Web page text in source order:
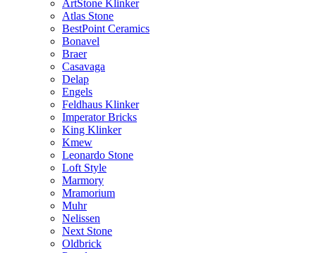
ArtStone Klinker
Atlas Stone
BestPoint Ceramics
Bonavel
Braer
Casavaga
Delap
Engels
Feldhaus Klinker
Imperator Bricks
King Klinker
Kmew
Leonardo Stone
Loft Style
Marmory
Mramorium
Muhr
Nelissen
Next Stone
Oldbrick